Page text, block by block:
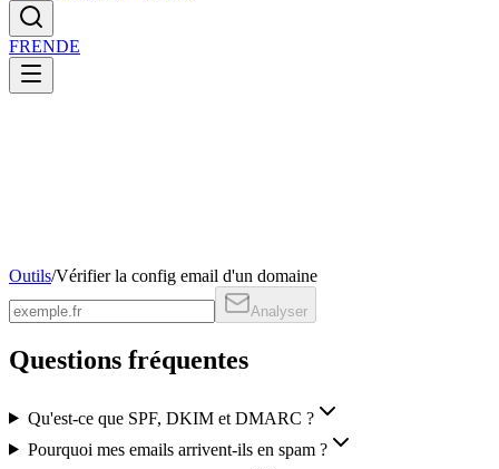
FRENDE
Outils/Vérifier la config email d'un domaine
Analyser
Questions fréquentes
Qu'est-ce que SPF, DKIM et DMARC ?
Pourquoi mes emails arrivent-ils en spam ?